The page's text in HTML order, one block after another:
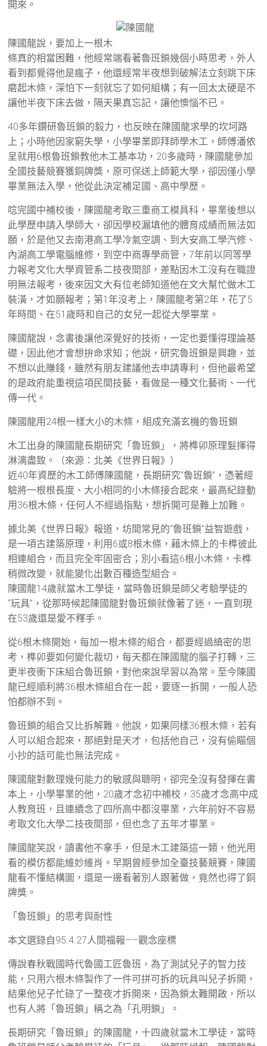
開來。
陳國龍說，要加上一根木
條真的相當困難，他經常端看著魯班鎖幾個小時思考，外人
看到都覺得他是瘋子，他還經常半夜想到破解法立刻跳下床
磨起木條，深怕下一刻就忘了如何組構；有一回太太硬是不
讓他半夜下床去做，隔天果真忘記，讓他懊惱不已。
40多年鑽研魯班鎖的毅力，也反映在陳國龍求學的坎坷路
上；小時他因家窮失學，小學畢業即拜師學木工，師傅潘依
呈就用6根魯班鎖教他木工基本功，20多歲時，陳國龍參加
全國技藝競賽獲銅牌獎，原可保送上師範大學，卻因僅小學
畢業無法入學，他從此決定補足國、高中學歷。
唸完國中補校後，陳國龍考取三重商工模具科，畢業後想以
此學歷申請入學師大，卻因學校漏填他的體育成績而無法如
願，於是他又去南港高工學冷氣空調、到大安高工學汽修、
內湖高工學電腦維修，到空中商專學商管，7年前以同等學
力報考文化大學資管系二技夜間部，差點因木工沒有在職證
明無法報考，後來因文大有位老師知道他在文大幫忙做木工
裝潢，才如願報考；第1年沒考上，陳國龍考第2年，花了5
年時間、在51歲時和自己的女兒一起從大學畢業。
陳國龍說，念書後讓他深覺好的技術，一定也要懂得理論基
礎，因此他才會想拚命求知；他說，研究魯班鎖是興趣，並
不想以此賺錢，雖然有朋友建議他去申請專利，但他最希望
的是政府能重視這項民間技藝，看做是一種文化藝術、一代
傳一代。
陳國龍用24根一樣大小的木條，組成充滿玄機的魯班鎖
木工出身的陳國龍長期研究「魯班鎖」，將榫卯原理髮揮得
淋漓盡致。（來源：北美《世界日報》）
近40年資歷的木工師傅陳國龍，長期研究“魯班鎖”，憑著經
驗將一根根長度、大小相同的小木條接合起來，最高紀錄動
用36根木條，任何人不經過指點，想拆開可是難上加難。
據北美《世界日報》報道，坊間常見的“魯班鎖”益智遊戲，
是一項古建築原理，利用6或8根木條，藉木條上的卡榫彼此
相連組合，而且完全牢固密合；別小看這6根小木條，卡榫
稍微改變，就能變化出數百種造型組合。
陳國龍14歲就當木工學徒，當時魯班鎖是師父考驗學徒的
“玩具”，從那時候起陳國龍對魯班鎖就像著了迷，一直到現
在53歲還是愛不釋手。
從6根木條開始，每加一根木條的組合，都要經過縝密的思
考，榫卯要如何變化裁切，每天都在陳國龍的腦子打轉，三
更半夜衝下床組合魯班鎖，對他來說早習以為常。至今陳國
龍已經順利將36根木條組合在一起，要逐一拆開，一般人恐
怕都辦不到。
魯班鎖的組合又比拆解難。他說，如果同樣36根木條，若有
人可以組合起來，那絕對是天才，包括他自己，沒有偷瞄個
小抄的話可能也無法完成。
陳國龍對數理幾何能力的敏感與聰明，卻完全沒有發揮在書
本上，小學畢業的他，20歲才念初中補校，35歲才念高中成
人教育班，且連續念了四所高中都沒畢業，六年前好不容易
考取文化大學二技夜間部，但也念了五年才畢業。
陳國龍笑說，讀書他不拿手，但是木工建築這一類，他光用
看的模仿都能維妙維肖。早期曾經參加全臺技藝競賽，陳國
龍看不懂結構圖，還是一邊看著別人跟著做，竟然也得了銅
牌獎。
「魯班鎖」的思考與耐性
本文選錄自95.4.27人間福報—–觀念座標
傳說春秋戰國時代魯國工匠魯班，為了測試兒子的智力技
能，只用六根木條製作了一件可拼可拆的玩具叫兒子拆開，
結果他兒子忙碌了一整夜才拆開來，因為鎖太難開啟，所以
也有人將「魯班鎖」稱之為「孔明鎖」。
長期研究「魯班鎖」的陳國龍，十四歲就當木工學徒，當時